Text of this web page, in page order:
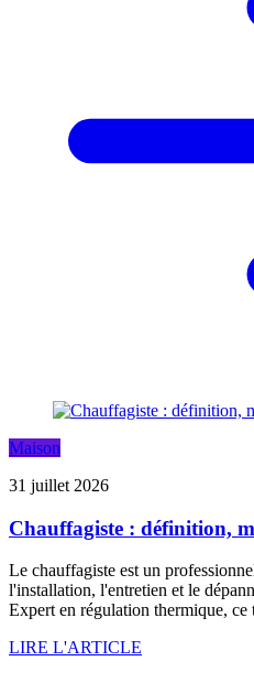
Maison
31 juillet 2026
Chauffagiste : définition,
Le chauffagiste est un
l'installation, l'entretien et le
Expert en régulation thermique,
LIRE L'ARTICLE